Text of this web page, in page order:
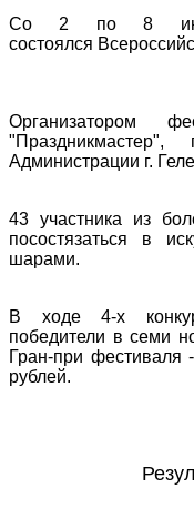
Со 2 по 8
состоялся
Организатором
Администрации г.
43 участника из
посостязаться в
шарами.
В ходе 4-х
победители в семи
Гран-при фестиваля
рублей.